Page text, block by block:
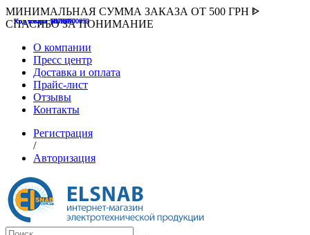
МИНИМАЛЬНАЯ СУММА ЗАКАЗА ОТ 500 ГРН ᐈ
СПАСИБО ЗА ПОНИМАНИЕ
О компании
Пресс центр
Доставка и оплата
Прайс-лист
Отзывы
Контакты
Регистрация
/
Авторизация
Код товара :507000
Код товара :HUK-K00058
Код товара :Т075177
Код товара :pnsv12
Код товара :HUK-K00072